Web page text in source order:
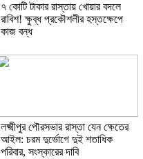
৭ কোটি টাকার রাস্তায় খোয়ার বদলে
রাবিশ! ক্ষুব্ধ প্রকৌশলীর হস্তক্ষেপে
কাজ বন্ধ
লক্ষ্মীপুর পৌরসভার রাস্তা যেন ক্ষেতের
আইল: চরম দুর্ভোগে দুই শতাধিক
পরিবার, সংস্কারের দাবি